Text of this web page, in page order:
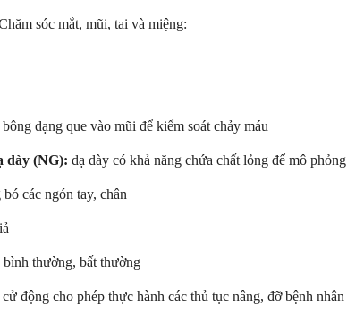
sóc mắt, mũi, tai và miệng:
dạng que vào mũi để kiểm soát chảy máu
dày (NG): dạ dày có khả năng chứa chất lỏng để mô
các ngón tay, chân
thường, bất thường
động cho phép thực hành các thủ tục nâng, đỡ bệnh nhân